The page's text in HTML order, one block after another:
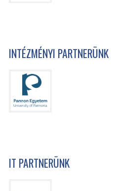
INTÉZMÉNYI PARTNERÜNK
IT PARTNERÜNK